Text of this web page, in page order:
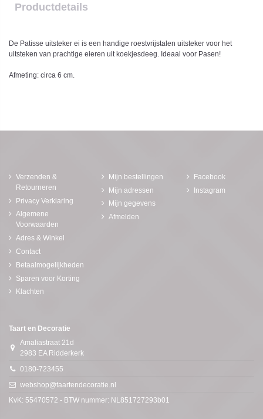
Productdetails
De Patisse uitsteker ei is een handige roestvrijstalen uitsteker voor het
uitsteken van prachtige eieren uit koekjesdeeg. Ideaal voor Pasen!
Afmeting: circa 6 cm.
Verzenden &
Retourneren
Privacy Verklaring
Algemene
Voorwaarden
Adres & Winkel
Contact
Betaalmogelijkheden
Sparen voor Korting
Klachten
Mijn bestellingen
Mijn adressen
Mijn gegevens
Afmelden
Facebook
Instagram
Taart en Decoratie
Amaliastraat 21d
2983 EA Ridderkerk
0180-723455
webshop@taartendecoratie.nl
KvK: 55470572 - BTW nummer: NL851727293b01